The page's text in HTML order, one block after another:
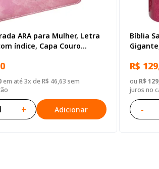
ARA para Mulher, Letra
índice, Capa Couro
em até 3x de R$ 46,63 sem
+ Adicionar
Bíblia
R$
ou R$
juros no
-